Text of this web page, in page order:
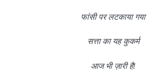
फांसी पर लटकाया गया
सत्ता का यह कुकर्म
आज भी ज़ारी है!